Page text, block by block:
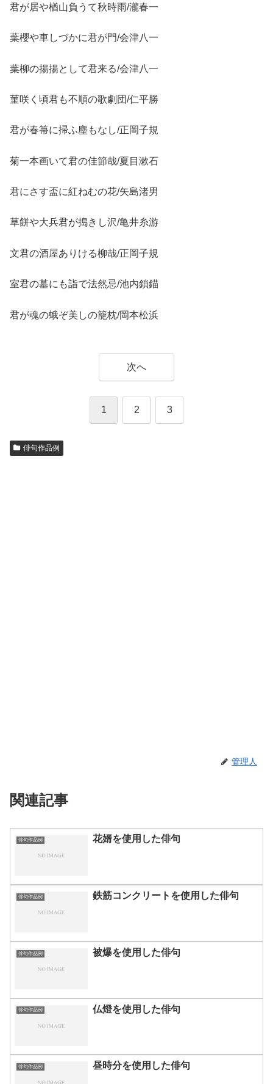
君が居や楢山負うて秋時雨/瀧春一
葉櫻や車しづかに君が門/会津八一
葉柳の揚揚として君来る/会津八一
菫咲く頃君も不順の歌劇団/仁平勝
君が春箒に掃ふ塵もなし/正岡子規
菊一本画いて君の佳節哉/夏目漱石
君にさす盃に紅ねむの花/矢島渚男
草餅や大兵君が搗きし沢/亀井糸游
文君の酒屋ありける柳哉/正岡子規
室君の墓にも詣で法然忌/池内鎖錨
君が魂の蛾ぞ美しの籠枕/岡本松浜
次へ
1 2 3
俳句作品例
管理人
関連記事
俳句作品例 花婿を使用した俳句
俳句作品例 鉄筋コンクリートを使用した俳句
俳句作品例 被爆を使用した俳句
俳句作品例 仏燈を使用した俳句
俳句作品例 昼時分を使用した俳句